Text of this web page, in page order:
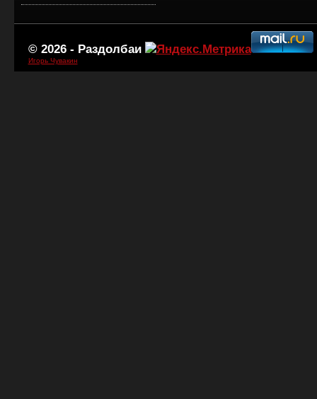
© 2026 - Раздолбаи
Игорь Чувакин